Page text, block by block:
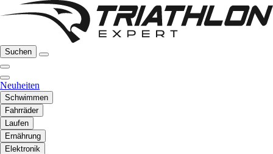
Suchen
Neuheiten
Schwimmen
Fahrräder
Laufen
Ernährung
Elektronik